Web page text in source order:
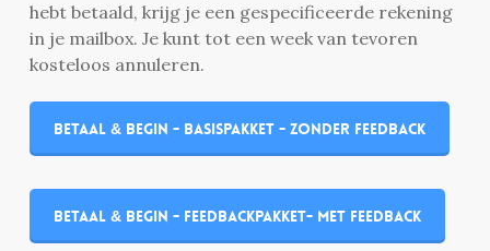
hebt betaald, krijg je een gespecificeerde rekening
in je mailbox. Je kunt tot een week van tevoren
kosteloos annuleren.
Betaal & begin - basispakket - zonder feedback
Betaal & begin - feedbackpakket- met feedback